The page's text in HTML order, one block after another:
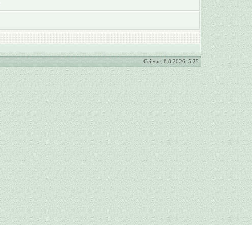
Сейчас: 8.8.2026, 5:25